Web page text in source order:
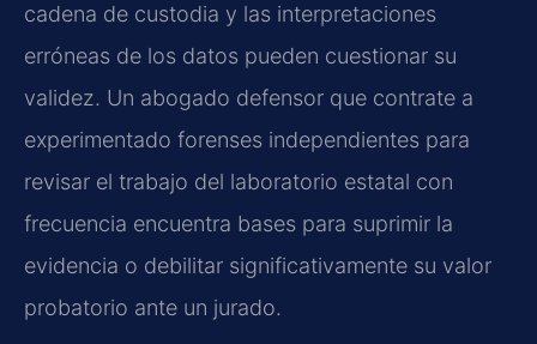
cadena de custodia y las interpretaciones
erróneas de los datos pueden cuestionar su
validez. Un abogado defensor que contrate a
experimentado forenses independientes para
revisar el trabajo del laboratorio estatal con
frecuencia encuentra bases para suprimir la
evidencia o debilitar significativamente su valor
probatorio ante un jurado.